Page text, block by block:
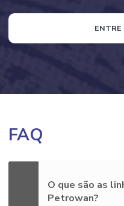
ENTRE
FAQ
O que são as
Petrowan?